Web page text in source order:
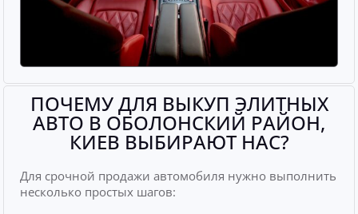
ПОЧЕМУ ДЛЯ ВЫКУП ЭЛИТНЫХ
АВТО В ОБОЛОНСКИЙ РАЙОН,
КИЕВ ВЫБИРАЮТ НАС?
Для срочной продажи автомобиля нужно выполнить
несколько простых шагов: